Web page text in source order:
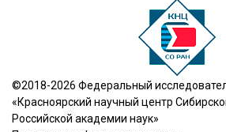
©2018-2026 Федеральный
«Красноярский научный центр
Российской академии наук»